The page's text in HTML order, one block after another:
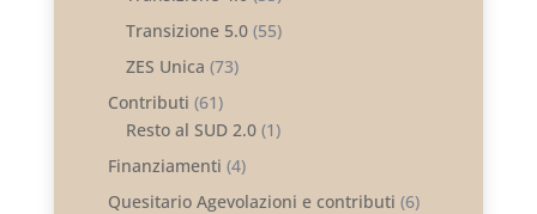
Transizione 5.0(55)
ZES Unica (73)
Contributi (61)
Resto al SUD 2.0(1)
Finanziamenti (4)
Quesitario Agevolazioni e contributi (6)